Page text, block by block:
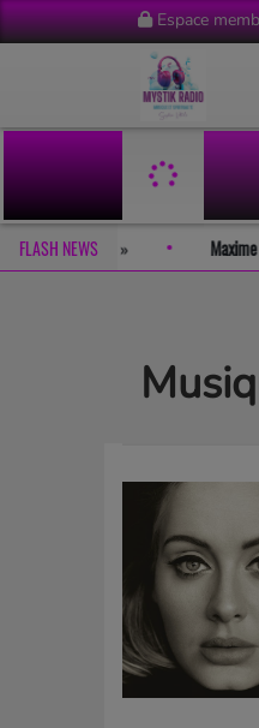
Espace
FLASH NEWS
simplement génial